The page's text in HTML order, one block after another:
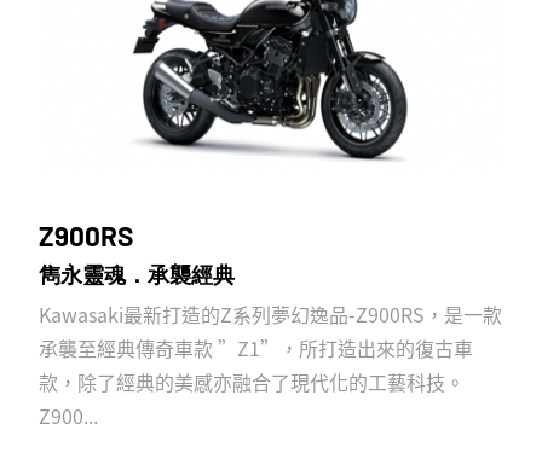
Z900RS
雋永靈魂．承襲經典
Kawasaki最新打造的Z系列夢幻逸品-Z900RS，是一款
承襲至經典傳奇車款 ”Z1”，所打造出來的復古車
款，除了經典的美感亦融合了現代化的工藝科技。
Z900...